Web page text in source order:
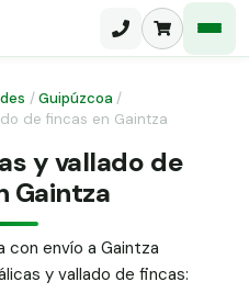
/ Guipúzcoa /
de fincas en Gaintza
y vallado de
Gaintza
con envío a Gaintza
y vallado de fincas: